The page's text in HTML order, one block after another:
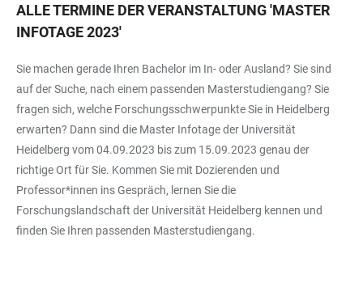
ALLE TERMINE DER VERANSTALTUNG'MASTER
INFOTAGE 2023'
Sie machen gerade Ihren Bachelor im In- oder Ausland? Sie sind
auf der Suche, nach einem passenden Masterstudiengang? Sie
fragen sich, welche Forschungsschwerpunkte Sie in Heidelberg
erwarten? Dann sind die Master Infotage der Universität
Heidelberg vom 04.09.2023 bis zum 15.09.2023 genau der
richtige Ort für Sie. Kommen Sie mit Dozierenden und
Professor*innen ins Gespräch, lernen Sie die
Forschungslandschaft der Universität Heidelberg kennen und
finden Sie Ihren passenden Masterstudiengang.